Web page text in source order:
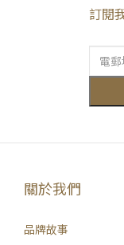
訂閱
關於我們
品牌故事